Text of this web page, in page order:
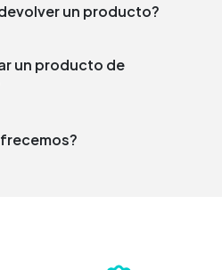
devolver un producto?
ofrecemos?